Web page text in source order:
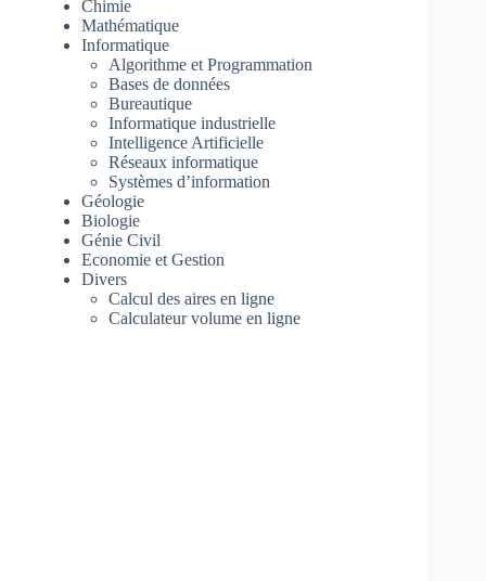
Chimie
Mathématique
Informatique
Algorithme et Programmation
Bases de données
Bureautique
Informatique industrielle
Intelligence Artificielle
Réseaux informatique
Systèmes d’information
Géologie
Biologie
Génie Civil
Economie et Gestion
Divers
Calcul des aires en ligne
Calculateur volume en ligne